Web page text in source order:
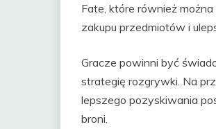
Fate, które również
zakupu przedmiotów i
Gracze powinni być
strategię rozgrywki. Na
lepszego pozyskiwania
broni.